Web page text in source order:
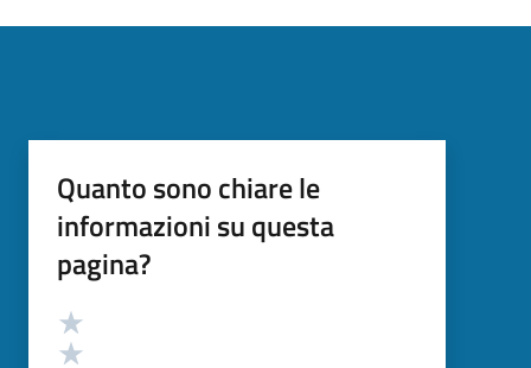
Quanto sono chiare le
informazioni su questa
pagina?
Valutazione